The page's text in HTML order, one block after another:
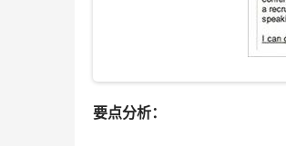
要点分析：